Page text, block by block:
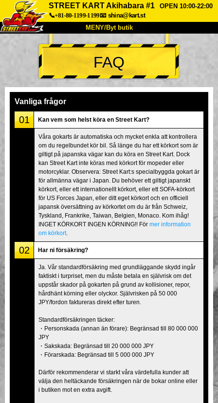
STREET KART Akihabara #1
OPEN 10:00-22:00
📞+81-80-1199-1199📧 shina@kart.st
MENY/Byt butik
HEM
Om oss Specifikationer Pris
Företag
Tokyo Shinagawa Tokyo Akihabara#1
Tokyo Akihabara#2 Tokyo Shibuya
Tokyo Shibuya Annex Tokyo Bay
Tokyo Asakusa Osaka
Okinawa
FAQ
Vanliga frågor
01 Kan vem som helst köra en Street Kart?
Våra gokarts är automatiska och mycket enkla att kontrollera
om du regelbundet kör bil. Så länge du har ett körkort som är
giltigt på japanska vägar kan du köra en Street Kart. Dock
kan Street Kart inte köras med körkort för mopeder eller
motorcyklar. Observera: Street Kart:s specialbyggda gokart är
för allmänna vägar i Japan. Du behöver ett giltigt japanskt
körkort, eller ett internationellt körkort, eller ett SOFA-körkort
för US Forces Japan, eller ditt eget körkort och en officiell
japansk översättning av körkortet om du är från Schweiz,
Tyskland, Frankrike, Taiwan, Belgien, Monaco. Kom ihåg!
INGET KÖRKORT INGEN KÖRNING!! För mer information
om körkort.
02 Har ni försäkring?
Ja. Vår standardförsäkring med grundläggande skydd ingår
faktiskt i turpriset, men du måste betala en självrisk om det
uppstår skador på gokarten på grund av kollisioner, repor,
hårdhänt körning eller olyckor. Självrisken på 50 000
JPY/fordon faktureras direkt efter turen.
Standardförsäkringen täcker:
・Personskada (annan än förare): Begränsad till 80 000 000
JPY
・Sakskada: Begränsad till 20 000 000 JPY
・Förarskada: Begränsad till 5 000 000 JPY
Därför rekommenderar vi starkt våra värdefulla kunder att
välja den heltäckande försäkringen när de bokar online eller
i butiken mot en extra avgift.